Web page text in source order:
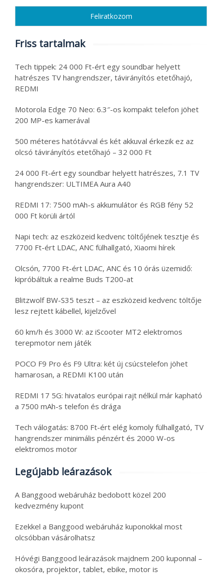
Friss tartalmak
Tech tippek: 24 000 Ft-ért egy soundbar helyett
hatrészes TV hangrendszer, távirányítós etetőhajó,
REDMI
Motorola Edge 70 Neo: 6.3″-os kompakt telefon jöhet
200 MP-es kamerával
500 méteres hatótávval és két akkuval érkezik ez az
olcsó távirányítós etetőhajó – 32 000 Ft
24 000 Ft-ért egy soundbar helyett hatrészes, 7.1 TV
hangrendszer: ULTIMEA Aura A40
REDMI 17: 7500 mAh-s akkumulátor és RGB fény 52
000 Ft körüli ártól
Napi tech: az eszközeid kedvenc töltőjének tesztje és
7700 Ft-ért LDAC, ANC fülhallgató, Xiaomi hírek
Olcsón, 7700 Ft-ért LDAC, ANC és 10 órás üzemidő:
kipróbáltuk a realme Buds T200-at
Blitzwolf BW-S35 teszt – az eszközeid kedvenc töltője
lesz rejtett kábellel, kijelzővel
60 km/h és 3000 W: az iScooter MT2 elektromos
terepmotor nem játék
POCO F9 Pro és F9 Ultra: két új csúcstelefon jöhet
hamarosan, a REDMI K100 után
REDMI 17 5G: hivatalos európai rajt nélkül már kapható
a 7500 mAh-s telefon és drága
Tech válogatás: 8700 Ft-ért elég komoly fülhallgató, TV
hangrendszer minimális pénzért és 2000 W-os
elektromos motor
Legújabb leárazások
A Banggood webáruház bedobott közel 200
kedvezmény kupont
Ezekkel a Banggood webáruház kuponokkal most
olcsóbban vásárolhatsz
Hóvégi Banggood leárazások majdnem 200 kuponnal –
okosóra, projektor, tablet, ebike, motor is